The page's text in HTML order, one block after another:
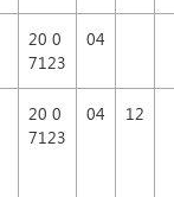
20 0
7123
04
20 0
7123
04 12